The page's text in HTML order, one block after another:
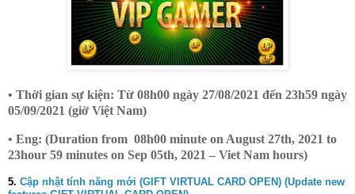
• Thời gian sự kiện: Từ 08h00 ngày 27/08/2021 đến 23h59 ngày
05/09/2021 (giờ Việt Nam)
• Eng: (Duration from 08h00 minute on August 27th, 2021 to
23hour 59 minutes on Sep 05th, 2021 – Viet Nam hours)
5. Cập nhật tính năng mới (GIFT VIRTUAL CARD OPEN) (Update new